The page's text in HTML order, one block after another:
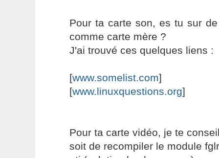
Pour ta carte son, es tu sur
comme carte mère ?
J'ai trouvé ces quelques liens :
[www.somelist.com]
[www.linuxquestions.org]
Pour ta carte vidéo, je te
soit de recompiler le module